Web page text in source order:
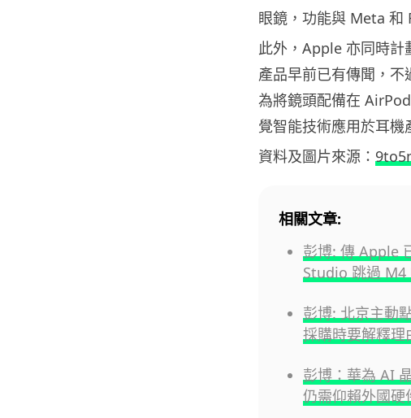
眼鏡，功能與 Meta 和
此外，Apple 亦同時計
產品早前已有傳聞，
為將鏡頭配備在
覺智能技術應用於耳機
資料及圖片來源：
相關文章:
彭博: 傳 Apple
Studio 跳過
彭博: 北京主動
採購時要解釋理
彭博：華為 AI
仍需仰賴外國硬